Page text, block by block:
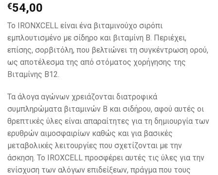
€54,00
Το IRONXCELL είναι ένα βιταμινούχο σιρόπι
εμπλουτισμένο με σίδηρο και βιταμίνη Β. Περιέχει,
επίσης, σορβιτόλη, που βελτιώνει τη συγκέντρωση ορού,
ως αποτέλεσμα της από στόματος χορήγησης της
Βιταμίνης Β12.
Τα άλογα αγώνων χρειάζονται διατροφικά
συμπληρώματα βιταμινών Β και σιδήρου, αφού αυτές οι
θρεπτικές ύλες είναι απαραίτητες για τη δημιουργία των
ερυθρών αιμοσφαιρίων καθώς και για βασικές
μεταβολικές λειτουργίες που σχετίζονται με την
άσκηση. Το IROXCELL προσφέρει αυτές τις ύλες για την
ενίσχυση των αλόγων επιδείξεων, πράγμα που τους